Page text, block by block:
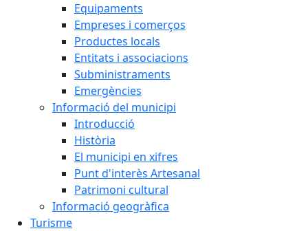
Equipaments
Empreses i comerços
Productes locals
Entitats i associacions
Subministraments
Emergències
Informació del municipi
Introducció
Història
El municipi en xifres
Punt d'interès Artesanal
Patrimoni cultural
Informació geogràfica
Turisme